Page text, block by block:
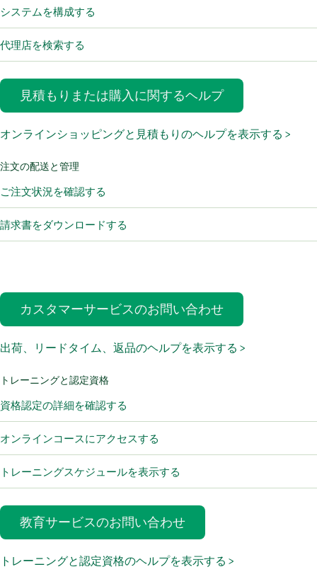
システムを構成する
代理店を検索する
見積もりまたは購入に関するヘルプ
オンラインショッピングと見積もりのヘルプを表示する >
注文の配送と管理
ご注文状況を確認する
請求書をダウンロードする
カスタマーサービスのお問い合わせ
出荷、リードタイム、返品のヘルプを表示する >
トレーニングと認定資格
資格認定の詳細を確認する
オンラインコースにアクセスする
トレーニングスケジュールを表示する
教育サービスのお問い合わせ
トレーニングと認定資格のヘルプを表示する >